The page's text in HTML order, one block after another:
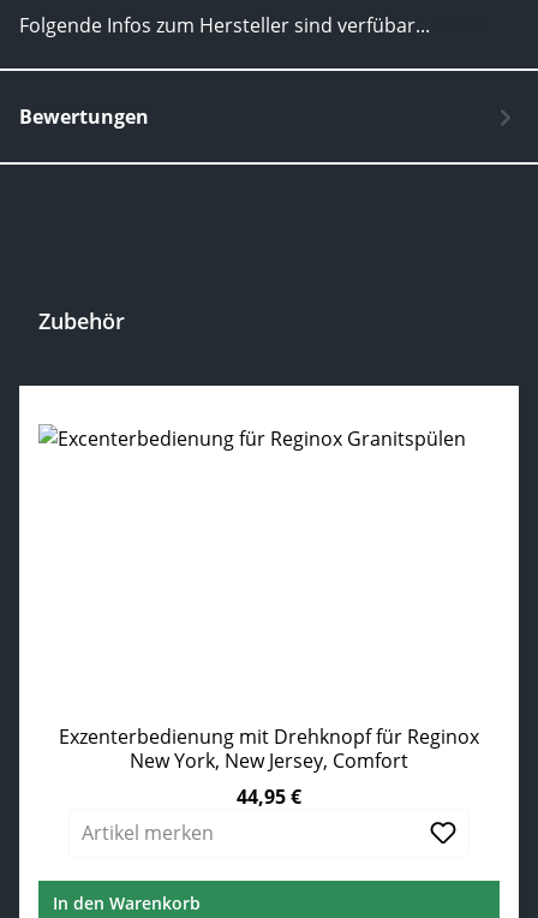
Folgende Infos zum Hersteller sind verfübar...
Bewertungen
Zubehör
Exzenterbedienung mit Drehknopf für Reginox
New York, New Jersey, Comfort
44,95 €
Artikel merken
In den Warenkorb